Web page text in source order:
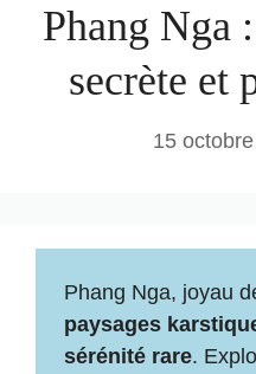
Phang Nga
secrète et
15
Phang Nga, joyau
paysages
sérénité rare.